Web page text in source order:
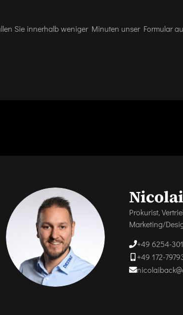
Sie innerhalb weniger Minuten unser Formular
Prokurist,
Marketing/
+49 6254-
+49 172-